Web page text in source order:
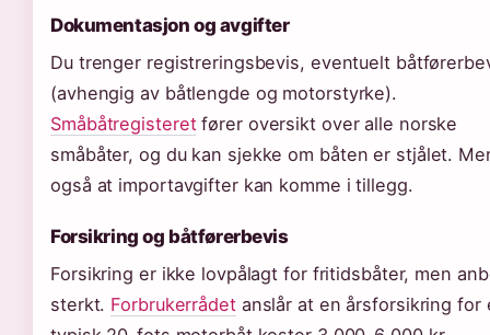
Dokumentasjon og avgifter
Du trenger registreringsbevis, eventuelt
(avhengig av båtlengde og motorstyrke).
Småbåtregisteretfører oversikt over alle norske
småbåter, og du kan sjekke om båten er stjålet.
også at importavgifter kan komme i tillegg.
Forsikring og båtførerbevis
Forsikring er ikke lovpålagt for fritidsbåter, men
sterkt. Forbrukerrådetanslår at en årsforsikring for